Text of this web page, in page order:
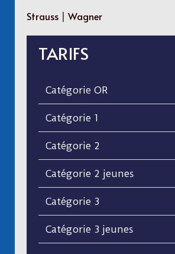
Strauss | Wagner
TARIFS
Catégorie OR
Catégorie 1
Catégorie 2
Catégorie 2 jeunes
Catégorie 3
Catégorie 3 jeunes